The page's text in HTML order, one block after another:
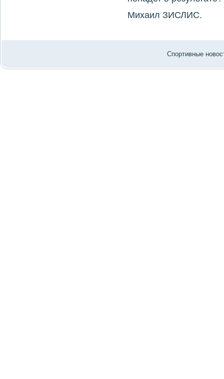
Михаил ЗИСЛИС.
Спортивные